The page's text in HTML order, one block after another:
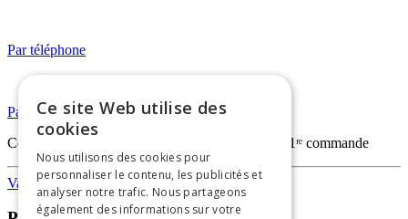
Par téléphone
Par WhatsApp
Code
— -20% sur votre 1ʳᵉ commande
Vapothèque
Ce site Web utilise des
cookies
Nous utilisons des cookies pour
personnaliser le contenu, les publicités et
analyser notre trafic. Nous partageons
également des informations sur votre